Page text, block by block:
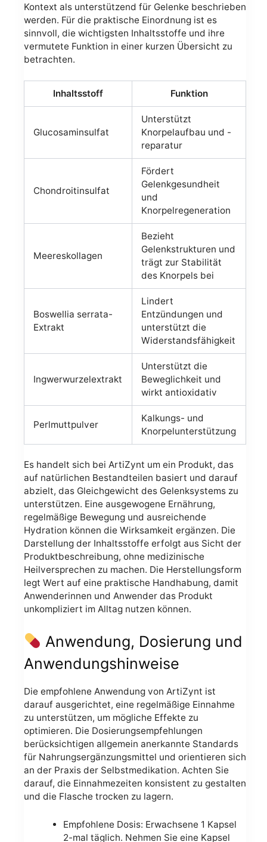
Kontext als unterstützend für Gelenke beschrieben
werden. Für die praktische Einordnung ist es
sinnvoll, die wichtigsten Inhaltsstoffe und ihre
vermutete Funktion in einer kurzen Übersicht zu
betrachten.
Inhaltsstoff Funktion
Glucosaminsulfat
Unterstützt
Knorpelaufbau und -
reparatur
Chondroitinsulfat
Fördert
Gelenkgesundheit
und
Knorpelregeneration
Meereskollagen
Bezieht
Gelenkstrukturen und
trägt zur Stabilität
des Knorpels bei
Boswellia serrata-
Extrakt
Lindert
Entzündungen und
unterstützt die
Widerstandsfähigkeit
Ingwerwurzelextrakt
Unterstützt die
Beweglichkeit und
wirkt antioxidativ
Perlmuttpulver
Kalkungs- und
Knorpelunterstützung
Es handelt sich bei ArtiZynt um ein Produkt, das
auf natürlichen Bestandteilen basiert und darauf
abzielt, das Gleichgewicht des Gelenksystems zu
unterstützen. Eine ausgewogene Ernährung,
regelmäßige Bewegung und ausreichende
Hydration können die Wirksamkeit ergänzen. Die
Darstellung der Inhaltsstoffe erfolgt aus Sicht der
Produktbeschreibung, ohne medizinische
Heilversprechen zu machen. Die Herstellungsform
legt Wert auf eine praktische Handhabung, damit
Anwenderinnen und Anwender das Produkt
unkompliziert im Alltag nutzen können.
Anwendung, Dosierung und
Anwendungshinweise
Die empfohlene Anwendung von ArtiZynt ist
darauf ausgerichtet, eine regelmäßige Einnahme
zu unterstützen, um mögliche Effekte zu
optimieren. Die Dosierungsempfehlungen
berücksichtigen allgemein anerkannte Standards
für Nahrungsergänzungsmittel und orientieren sich
an der Praxis der Selbstmedikation. Achten Sie
darauf, die Einnahmezeiten konsistent zu gestalten
und die Flasche trocken zu lagern.
Empfohlene Dosis: Erwachsene 1 Kapsel
2-mal täglich. Nehmen Sie eine Kapsel